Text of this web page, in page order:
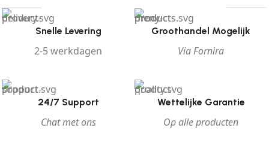
Snelle Levering
2-5 werkdagen
Groothandel Mogelijk
Via Fornira
24/7 Support
Chat met ons
Wettelijke Garantie
Op alle producten